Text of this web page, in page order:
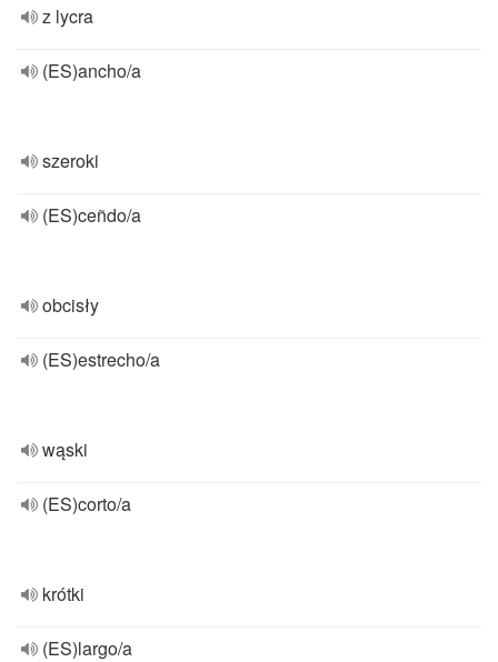
z lycra
(ES)ancho/a
szeroki
(ES)ceñdo/a
obcisły
(ES)estrecho/a
wąski
(ES)corto/a
krótki
(ES)largo/a